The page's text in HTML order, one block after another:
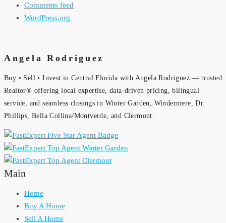
Comments feed
WordPress.org
Angela Rodriguez
Buy • Sell • Invest in Central Florida with Angela Rodriguez — trusted
Realtor® offering local expertise, data-driven pricing, bilingual
service, and seamless closings in Winter Garden, Windermere, Dr.
Phillips, Bella Collina/Montverde, and Clermont.
Main
Home
Buy A Home
Sell A Home